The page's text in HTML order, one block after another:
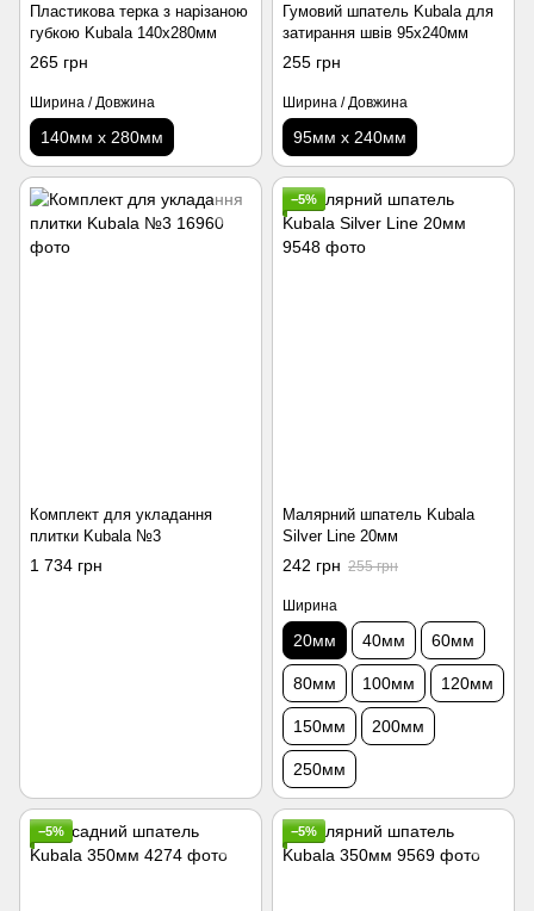
Пластикова терка з нарізаною
губкою Kubala 140х280мм
265 грн
Ширина / Довжина
140мм х 280мм
Гумовий шпатель Kubala для
затирання швів 95х240мм
255 грн
Ширина / Довжина
95мм х 240мм
Комплект для укладання
плитки Kubala №3
1 734 грн
−5%
Малярний шпатель Kubala
Silver Line 20мм
242 грн 255 грн
Ширина
20мм 40мм 60мм
80мм 100мм 120мм
150мм 200мм
250мм
−5% −5%